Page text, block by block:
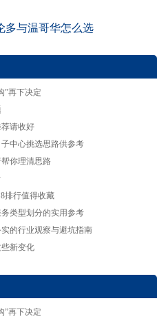
多与温哥华怎么选
”再下决定
请收好
中心挑选思路供参考
你理清思路
排行值得收藏
类型划分的实用参考
的行业观察与避坑指南
新变化
”再下决定